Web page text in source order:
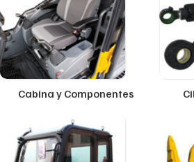
Cabina y Componentes